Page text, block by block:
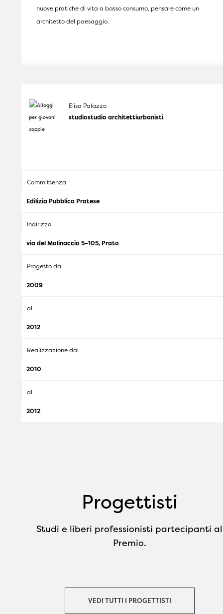
nuove pratiche di vita a basso consumo, pensare come un
architetto del paesaggio.
Elisa Palazzo
studiostudio architettiurbanisti
Committenza
Edilizia Pubblica Pratese
Indirizzo
via del Molinaccio 5–105, Prato
Progetto dal
2009
al
2012
Realizzazione dal
2010
al
2012
Progettisti
Studi e liberi professionisti partecipanti al
Premio.
VEDI TUTTI I PROGETTISTI